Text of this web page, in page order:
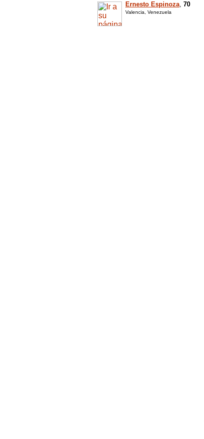
Ernesto Espinoza, 70
Valencia, Venezuela